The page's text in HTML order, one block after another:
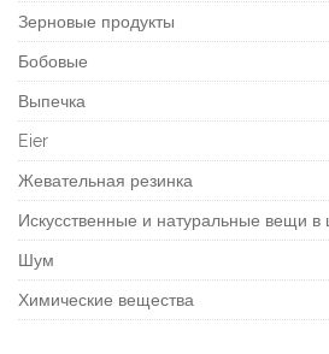
Зерновые продукты
Бобовые
Выпечка
Eier
Жевательная резинка
Искусственные и натуральные вещи
Шум
Химические вещества